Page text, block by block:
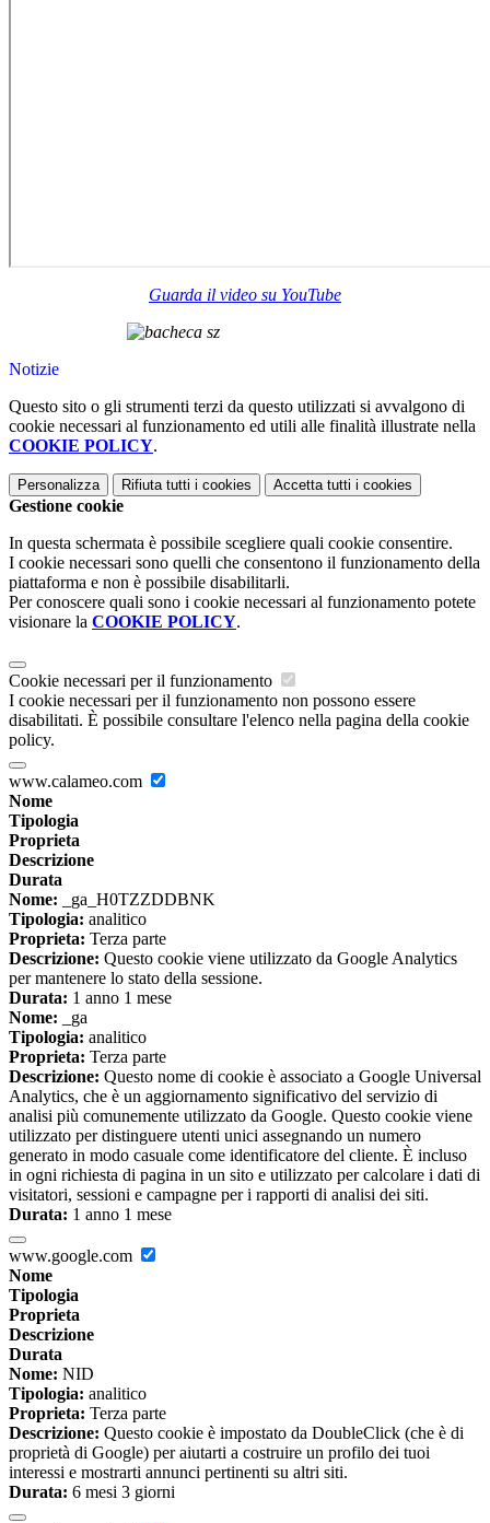
Guarda il video su YouTube
Notizie
Questo sito o gli strumenti terzi da questo utilizzati si avvalgono di
cookie necessari al funzionamento ed utili alle finalità illustrate nella
COOKIE POLICY.
Personalizza Rifiuta tutti i cookies Accetta tutti i cookies
Gestione cookie
In questa schermata è possibile scegliere quali cookie consentire.
I cookie necessari sono quelli che consentono il funzionamento della
piattaforma e non è possibile disabilitarli.
Per conoscere quali sono i cookie necessari al funzionamento potete
visionare la COOKIE POLICY.
Cookie necessari per il funzionamento
I cookie necessari per il funzionamento non possono essere
disabilitati. È possibile consultare l'elenco nella pagina della cookie
policy.
www.calameo.com
Nome
Tipologia
Proprieta
Descrizione
Durata
Nome: _ga_H0TZZDDBNK
Tipologia: analitico
Proprieta: Terza parte
Descrizione: Questo cookie viene utilizzato da Google Analytics
per mantenere lo stato della sessione.
Durata: 1 anno 1 mese
Nome: _ga
Tipologia: analitico
Proprieta: Terza parte
Descrizione: Questo nome di cookie è associato a Google Universal
Analytics, che è un aggiornamento significativo del servizio di
analisi più comunemente utilizzato da Google. Questo cookie viene
utilizzato per distinguere utenti unici assegnando un numero
generato in modo casuale come identificatore del cliente. È incluso
in ogni richiesta di pagina in un sito e utilizzato per calcolare i dati di
visitatori, sessioni e campagne per i rapporti di analisi dei siti.
Durata: 1 anno 1 mese
www.google.com
Nome
Tipologia
Proprieta
Descrizione
Durata
Nome: NID
Tipologia: analitico
Proprieta: Terza parte
Descrizione: Questo cookie è impostato da DoubleClick (che è di
proprietà di Google) per aiutarti a costruire un profilo dei tuoi
interessi e mostrarti annunci pertinenti su altri siti.
Durata: 6 mesi 3 giorni